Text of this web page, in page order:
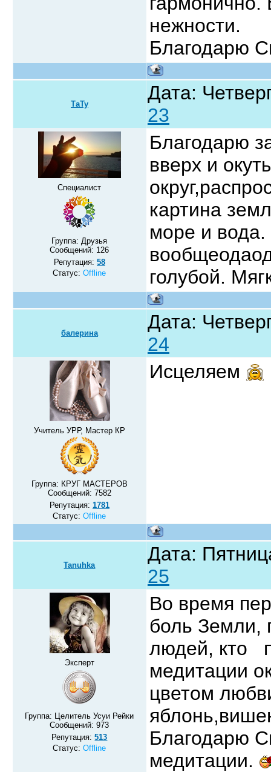
нежности.
Благодарю
ТаТу
Дата:
23
Специалист
Группа: Друзья
Сообщений: 126
Репутация: 58
Статус:Offline
Благодарю
вверх и
картина
море и вода.
голубой.
балерина
Дата:
24
Учитель УРР, Мастер КР
Группа: КРУГ МАСТЕРОВ
Сообщений: 7582
Репутация: 1781
Статус:Offline
Исцеляем
Tanuhka
Дата:
25
Эксперт
Группа: Целитель Усуи Рейки
Сообщений:973
Репутация:513
Статус:Offline
Во время
боль Земли,
людей, кто
медитации
цветом
Благодарю
медитации.